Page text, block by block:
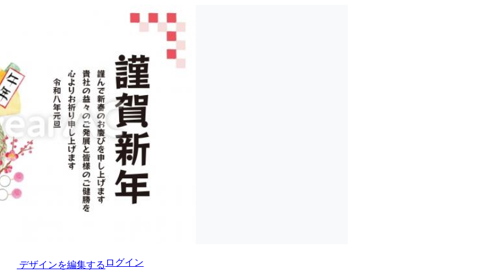
デザインを編集する ログイン